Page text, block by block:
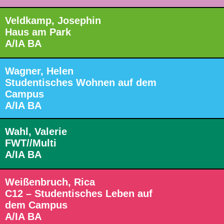
Veldkamp, Josephin
Haus am Park
A/IA BA
Wagner, Helen
Studentisches Wohnen auf dem
Campus
A/IA BA
Wahl, Valerie
FWT//Multi
A/IA BA
Weißenbruch, Rica
C12 – Studentisches Leben auf
dem Campus
A/IA BA